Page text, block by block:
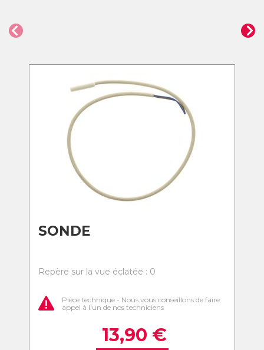
SONDE
Repère sur la vue éclatée : 0
Pièce technique - Nous vous conseillons de faire
appel à l'un de nos techniciens
13,90 €